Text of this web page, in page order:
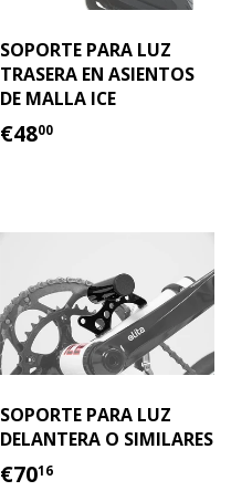
SOPORTE PARA LUZ
TRASERA EN ASIENTOS
DE MALLA ICE
PRECIO
€4800
SOPORTE PARA LUZ
DELANTERA O SIMILARES
PRECIO
€7016